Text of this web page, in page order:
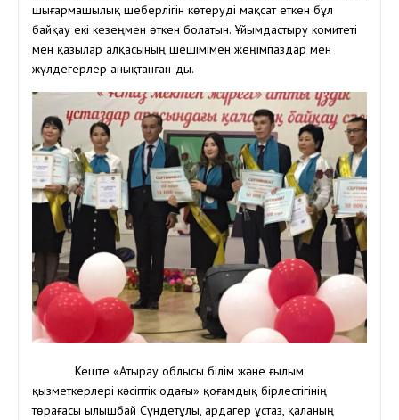
шығармашылық шеберлігін көтеруді мақсат еткен бұл
байқау екі кезеңмен өткен болатын. Ұйымдастыру комитеті
мен қазылар алқасының шешімімен жеңімпаздар мен
жүлдегерлер анықтанған-ды.
Кеште «Атырау облысы білім және ғылым
қызметкерлері кәсіптік одағы» қоғамдық бірлестігінің
төрағасы Қылышбай Сүндетұлы, ардагер ұстаз, қаланың